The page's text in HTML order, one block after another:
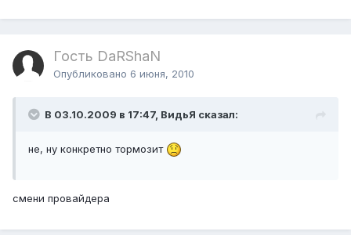
Гость DaRShaN
Опубликовано 6 июня, 2010
В 03.10.2009 в 17:47, ВидьЯ сказал:
не, ну конкретно тормозит
смени провайдера